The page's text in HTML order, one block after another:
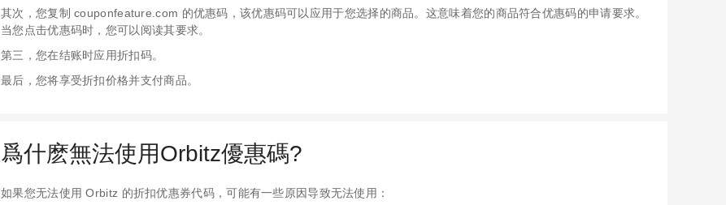
其次，您复制 couponfeature.com 的优惠码，该优惠码可以应用于您选择的商品。这意味着您的商品符合优惠码的申请要求。
当您点击优惠码时，您可以阅读其要求。
第三，您在结账时应用折扣码。
最后，您将享受折扣价格并支付商品。
爲什麽無法使用Orbitz優惠碼?
如果您无法使用 Orbitz 的折扣优惠券代码，可能有一些原因导致无法使用：